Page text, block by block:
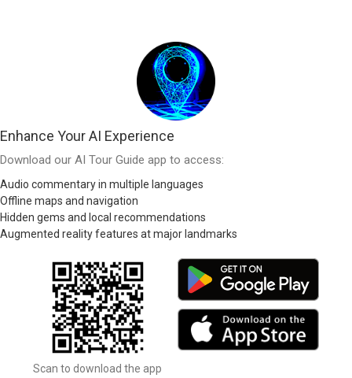
Enhance Your AI Experience
Download our AI Tour Guide app to access:
Audio commentary in multiple languages
Offline maps and navigation
Hidden gems and local recommendations
Augmented reality features at major landmarks
Scan to download the app